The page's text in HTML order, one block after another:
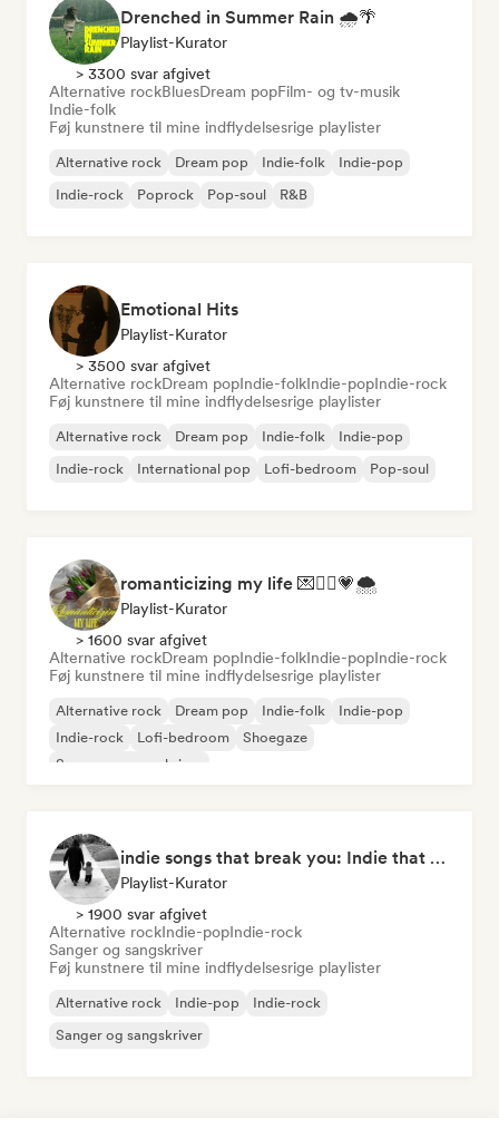
Drenched in Summer Rain 🌧️🌴
Playlist-Kurator
> 3300 svar afgivet
Alternative rockBluesDream popFilm- og tv-musik
Indie-folk
Føj kunstnere til mine indflydelsesrige playlister
Alternative rock Dream pop Indie-folk
Indie-pop
Indie-rock
Poprock Pop-soul R&B
Emotional Hits
Playlist-Kurator
> 3500 svar afgivet
Alternative rockDream popIndie-folkIndie-popIndie-rock
Føj kunstnere til mine indflydelsesrige playlister
Alternative rock Dream pop Indie-folk
Indie-pop
Indie-rock
International pop Lofi-bedroom Pop-soul
romanticizing my life 💌🧚‍♀️💗🌨
Playlist-Kurator
> 1600 svar afgivet
Alternative rockDream popIndie-folkIndie-popIndie-rock
Føj kunstnere til mine indflydelsesrige playlister
Alternative rock Dream pop Indie-folk
Indie-pop
Indie-rock
Lofi-bedroom
Shoegaze
Sanger og sangskriver
indie songs that break you: Indie that hits deep
Playlist-Kurator
> 1900 svar afgivet
Alternative rockIndie-popIndie-rock
Sanger og sangskriver
Føj kunstnere til mine indflydelsesrige playlister
Alternative rock Indie-pop
Indie-rock
Sanger og sangskriver